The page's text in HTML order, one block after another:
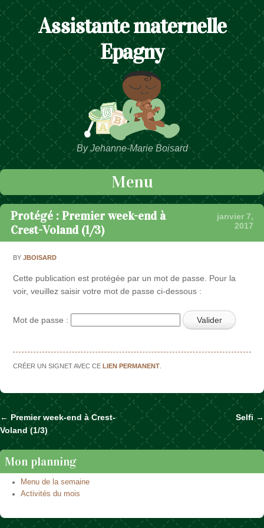
Assistante maternelle
Epagny
By Jehanne-Marie Boisard
Menu
Passer au contenu
Protégé : Premier week-end à
Crest-Voland (1/3)
janvier 7,
2017
BYJBOISARD
Cette publication est protégée par un mot de passe. Pour la
voir, veuillez saisir votre mot de passe ci-dessous :
Mot de passe :
CRÉER UN SIGNET AVEC CELIEN PERMANENT
Naviguer dans les articles
← Premier week-end à Crest-
Voland (1/3)
Selfi →
Mon planning
Menu de la semaine
Activités du mois